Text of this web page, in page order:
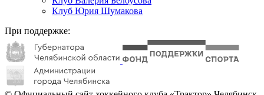
Клуб Юрия Шумакова
При поддержке: